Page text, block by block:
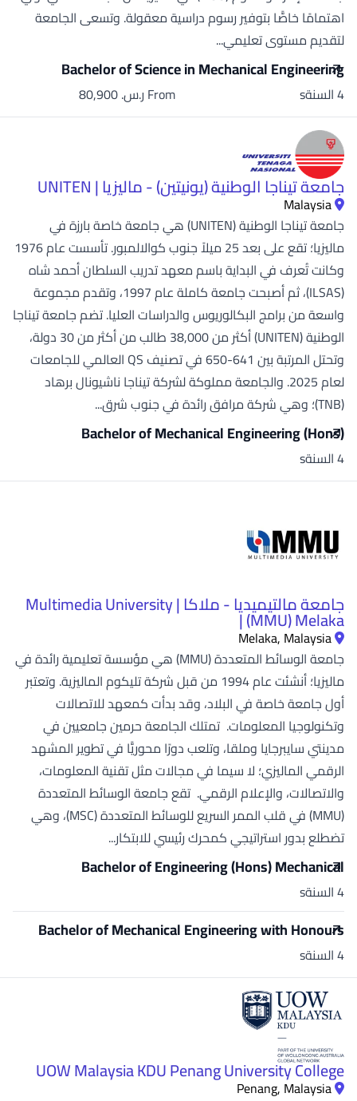
اهتمامًا خاصًّا بتوفير رسوم دراسية معقولة. وتسعى الجامعة
لتقديم مستوى تعليمي...
Bachelor of Science in Mechanical Engineering
4 السنةs From ر.س.‏ 80,900
جامعة تيناجا الوطنية (يونيتين) - ماليزيا | UNITEN
Malaysia
جامعة تيناجا الوطنية (UNITEN) هي جامعة خاصة بارزة في
ماليزيا؛ تقع على بعد 25 ميلاً جنوب كوالالمبور. تأسست عام 1976
وكانت تُعرف في البداية باسم معهد تدريب السلطان أحمد شاه
(ILSAS)، ثم أصبحت جامعة كاملة عام 1997، وتقدم مجموعة
واسعة من برامج البكالوريوس والدراسات العليا. تضم جامعة تيناجا
الوطنية (UNITEN) أكثر من 38,000 طالب من أكثر من 30 دولة،
وتحتل المرتبة بين 641-650 في تصنيف QS العالمي للجامعات
لعام 2025. والجامعة مملوكة لشركة تيناجا ناشيونال برهاد
(TNB)؛ وهي شركة مرافق رائدة في جنوب شرق...
Bachelor of Mechanical Engineering (Hons)
4 السنةs
جامعة مالتيميديا - ملاكا | Multimedia University
(MMU) Melaka |
Melaka, Malaysia
جامعة الوسائط المتعددة (MMU) هي مؤسسة تعليمية رائدة في
ماليزيا؛ أنشئت عام 1994 من قبل شركة تليكوم الماليزية. وتعتبر
أول جامعة خاصة في البلاد، وقد بدأت كمعهد للاتصالات
وتكنولوجيا المعلومات. تمتلك الجامعة حرمين جامعيين في
مدينتي سايبرجايا وملقا، وتلعب دورًا محوريًّا في تطوير المشهد
الرقمي الماليزي؛ لا سيما في مجالات مثل تقنية المعلومات،
والاتصالات، والإعلام الرقمي. تقع جامعة الوسائط المتعددة
(MMU) في قلب الممر السريع للوسائط المتعددة (MSC)، وهي
تضطلع بدور استراتيجي كمحرك رئيسي للابتكار...
Bachelor of Engineering (Hons) Mechanical
4 السنةs
Bachelor of Mechanical Engineering with Honours
4 السنةs
UOW Malaysia KDU Penang University College
Penang, Malaysia